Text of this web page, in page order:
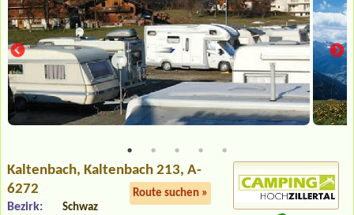
Kaltenbach, Kaltenbach 213, A-
6272
Route suchen »
Bezirk: Schwaz